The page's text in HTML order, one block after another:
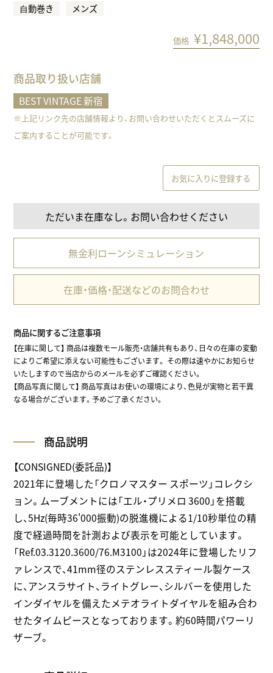
⾃動巻き メンズ
価格 ¥1,848,000
商品取り扱い店舗
BEST VINTAGE 新宿
※上記リンク先の店舗情報より、お問い合わせいただくとスムーズに
ご案内することが可能です。
お気に入りに登録する
ただいま在庫なし。お問い合わせください
無金利ローンシミュレーション
在庫・価格・配送などのお問合わせ
商品に関するご注意事項
【在庫に関して】 商品は複数モール販売・店舗共有もあり、日々の在庫の変動
によりご希望に添えない可能性もございます。 その際は速やかにお知らせ
いたしますので当店からのメールを必ずご確認ください。
【商品写真に関して】 商品写真はお使いの環境により、色見が実物と若干異
なる場合がございます。予めご了承ください。
商品説明
【CONSIGNED(委託品)】
2021年に登場した「クロノマスター スポーツ」コレクシ
ョン。ムーブメントには「エル・プリメロ 3600」を搭載
し、5Hz(毎時36'000振動)の脱進機による1/10秒単位の精
度で経過時間を計測および表示を可能としています。
「Ref.03.3120.3600/76.M3100」は2024年に登場したリフ
ァレンスで、41mm径のステンレススティール製ケース
に、アンスラサイト、ライトグレー、シルバーを使用した
インダイヤルを備えたメテオライトダイヤルを組み合わ
せたタイムピースとなっております。約60時間パワーリ
ザーブ。